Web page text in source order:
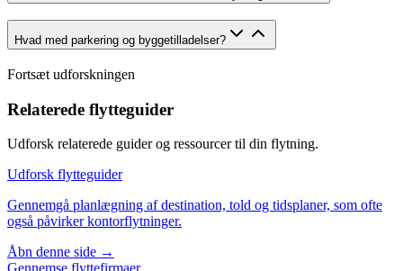
Hvad med parkering og byggetilladelser?
Fortsæt udforskningen
Relaterede flytteguider
Udforsk relaterede guider og ressourcer til din flytning.
Udforsk flytteguider
Gennemgå planlægning af destination, told og tidsplaner, som ofte
også påvirker kontorflytninger.
Åbn denne side →